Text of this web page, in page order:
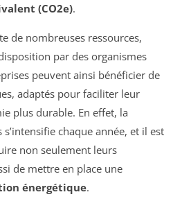
(CO2e).
de nombreuses ressources,
par des organismes
peuvent ainsi bénéficier de
adaptés pour faciliter leur
plus durable. En effet, la
chaque année, et il est
non seulement leurs
de mettre en place une
énergétique.